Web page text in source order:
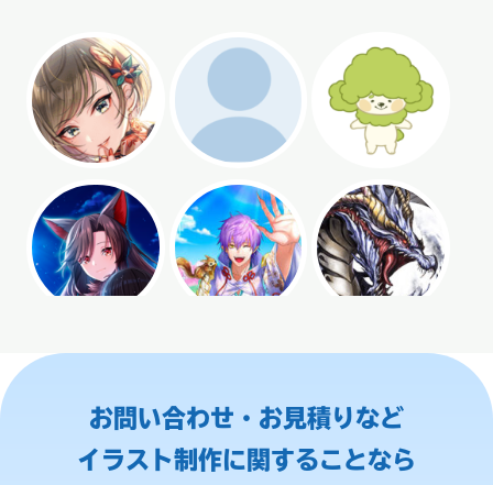
お問い合わせ・お見積りなど
イラスト制作に関することなら